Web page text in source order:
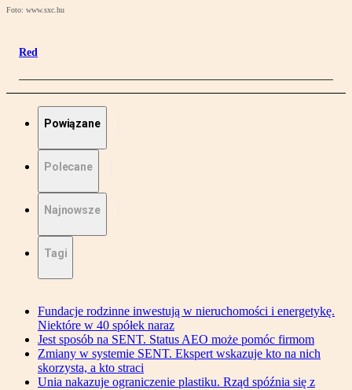
Foto: www.sxc.hu
Red
Powiązane
Polecane
Najnowsze
Tagi
Fundacje rodzinne inwestują w nieruchomości i energetykę.
Niektóre w 40 spółek naraz
Jest sposób na SENT. Status AEO może pomóc firmom
Zmiany w systemie SENT. Ekspert wskazuje kto na nich
skorzysta, a kto straci
Unia nakazuje ograniczenie plastiku. Rząd spóźnia się z